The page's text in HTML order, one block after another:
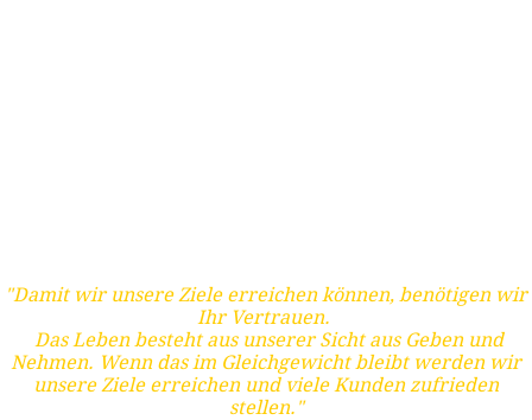
"Damit wir unsere Ziele erreichen können, benötigen wir
Ihr Vertrauen.
Das Leben besteht aus unserer Sicht aus Geben und
Nehmen. Wenn das im Gleichgewicht bleibt werden wir
unsere Ziele erreichen und viele Kunden zufrieden
stellen."